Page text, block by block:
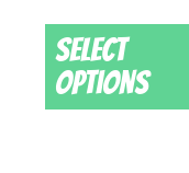
Select
options